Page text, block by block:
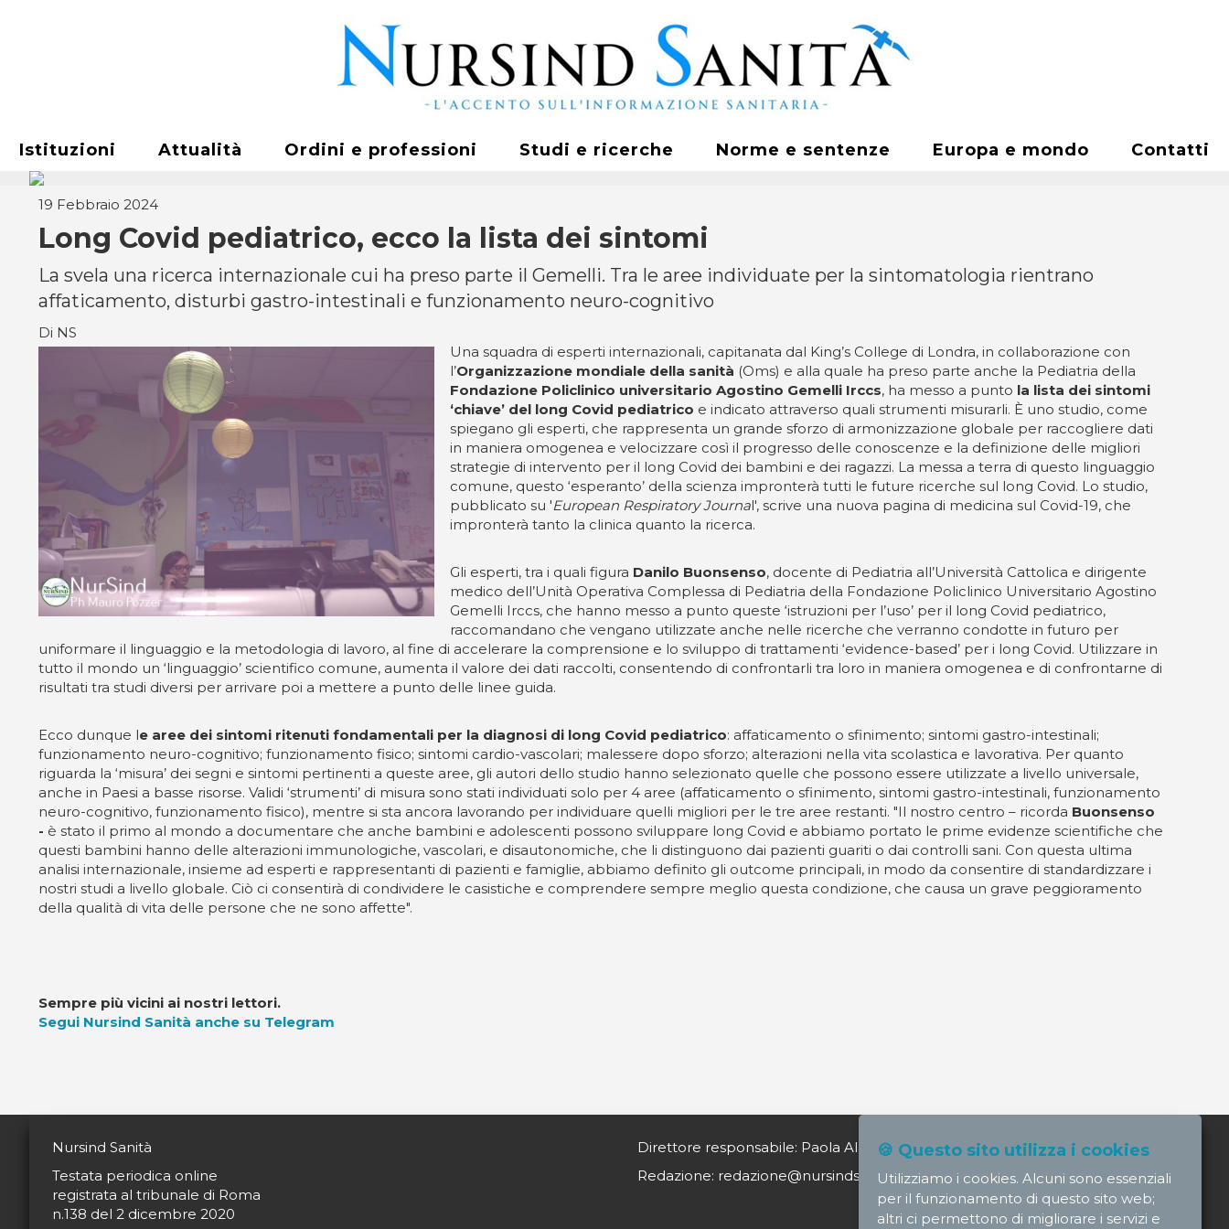
Istituzioni Attualità Ordini e professioni Studi e ricerche Norme e sentenze Europa e mondo Contatti
19 Febbraio 2024
Long Covid pediatrico, ecco la lista dei sintomi
La svela una ricerca internazionale cui ha preso parte il Gemelli. Tra le aree individuate per la sintomatologia rientrano
affaticamento, disturbi gastro-intestinali e funzionamento neuro-cognitivo
Di NS
Una squadra di esperti internazionali, capitanata dal King’s College di Londra, in collaborazione con
l’Organizzazione mondiale della sanità (Oms) e alla quale ha preso parte anche la Pediatria della
Fondazione Policlinico universitario Agostino Gemelli Irccs, ha messo a punto la lista dei sintomi
‘chiave’ del long Covid pediatrico e indicato attraverso quali strumenti misurarli. È uno studio, come
spiegano gli esperti, che rappresenta un grande sforzo di armonizzazione globale per raccogliere dati
in maniera omogenea e velocizzare così il progresso delle conoscenze e la definizione delle migliori
strategie di intervento per il long Covid dei bambini e dei ragazzi. La messa a terra di questo linguaggio
comune, questo ‘esperanto’ della scienza impronterà tutti le future ricerche sul long Covid. Lo studio,
pubblicato su 'European Respiratory Journal', scrive una nuova pagina di medicina sul Covid-19, che
impronterà tanto la clinica quanto la ricerca.
Gli esperti, tra i quali figura Danilo Buonsenso, docente di Pediatria all’Università Cattolica e dirigente
medico dell’Unità Operativa Complessa di Pediatria della Fondazione Policlinico Universitario Agostino
Gemelli Irccs, che hanno messo a punto queste ‘istruzioni per l’uso’ per il long Covid pediatrico,
raccomandano che vengano utilizzate anche nelle ricerche che verranno condotte in futuro per
uniformare il linguaggio e la metodologia di lavoro, al fine di accelerare la comprensione e lo sviluppo di trattamenti ‘evidence-based’ per i long Covid. Utilizzare in
tutto il mondo un ‘linguaggio’ scientifico comune, aumenta il valore dei dati raccolti, consentendo di confrontarli tra loro in maniera omogenea e di confrontarne di
risultati tra studi diversi per arrivare poi a mettere a punto delle linee guida.
Ecco dunque le aree dei sintomi ritenuti fondamentali per la diagnosi di long Covid pediatrico: affaticamento o sfinimento; sintomi gastro-intestinali;
funzionamento neuro-cognitivo; funzionamento fisico; sintomi cardio-vascolari; malessere dopo sforzo; alterazioni nella vita scolastica e lavorativa. Per quanto
riguarda la ‘misura’ dei segni e sintomi pertinenti a queste aree, gli autori dello studio hanno selezionato quelle che possono essere utilizzate a livello universale,
anche in Paesi a basse risorse. Validi ‘strumenti’ di misura sono stati individuati solo per 4 aree (affaticamento o sfinimento, sintomi gastro-intestinali, funzionamento
neuro-cognitivo, funzionamento fisico), mentre si sta ancora lavorando per individuare quelli migliori per le tre aree restanti. "Il nostro centro – ricorda Buonsenso
- è stato il primo al mondo a documentare che anche bambini e adolescenti possono sviluppare long Covid e abbiamo portato le prime evidenze scientifiche che
questi bambini hanno delle alterazioni immunologiche, vascolari, e disautonomiche, che li distinguono dai pazienti guariti o dai controlli sani. Con questa ultima
analisi internazionale, insieme ad esperti e rappresentanti di pazienti e famiglie, abbiamo definito gli outcome principali, in modo da consentire di standardizzare i
nostri studi a livello globale. Ciò ci consentirà di condividere le casistiche e comprendere sempre meglio questa condizione, che causa un grave peggioramento
della qualità di vita delle persone che ne sono affette".
Sempre più vicini ai nostri lettori.
Segui Nursind Sanità anche su Telegram
Nursind Sanità
Testata periodica online
registrata al tribunale di Roma
n.138 del 2 dicembre 2020
Direttore responsabile: Paola Alagia direttore@nursindsanita.it
Redazione: redazione@nursindsanita.it
🍪 Questo sito utilizza i cookies
Utilizziamo i cookies. Alcuni sono essenziali
per il funzionamento di questo sito web;
altri ci permettono di migliorare i servizi e